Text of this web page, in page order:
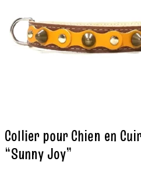
Collier pour Chien en
“Sunny Joy”